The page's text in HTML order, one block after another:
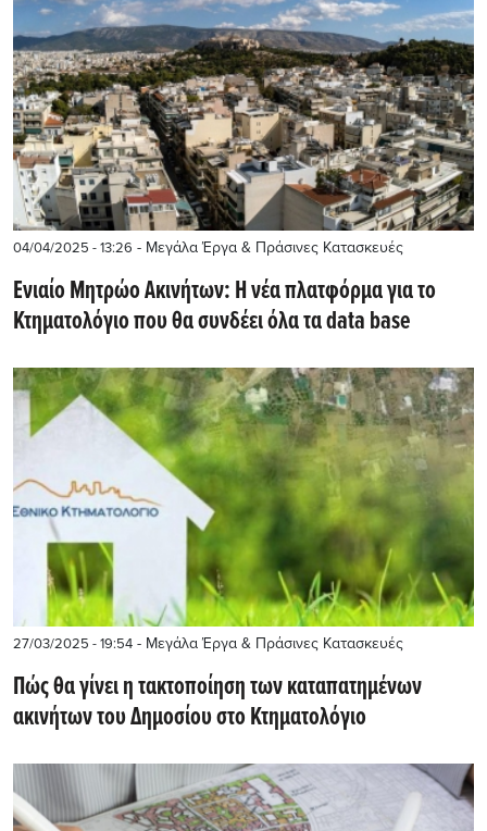
04/04/2025 - 13:26 - Μεγάλα Έργα & Πράσινες Κατασκευές
Ενιαίο Μητρώο Ακινήτων: Η νέα πλατφόρμα για το
Κτηματολόγιο που θα συνδέει όλα τα data base
27/03/2025 - 19:54 - Μεγάλα Έργα & Πράσινες Κατασκευές
Πώς θα γίνει η τακτοποίηση των καταπατημένων
ακινήτων του Δημοσίου στο Κτηματολόγιο